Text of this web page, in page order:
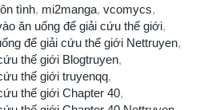
tình, mi2manga, vcomycs,
ăn uống để giải cứu thế giới,
để giải cứu thế giới Nettruyen,
thế giới Blogtruyen,
thế giới truyenqq,
thế giới Chapter 40,